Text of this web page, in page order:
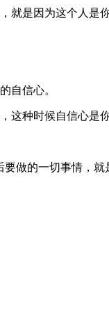
就是因为这个人是
自信心。
这种时候自信心是你
做的一切事情，